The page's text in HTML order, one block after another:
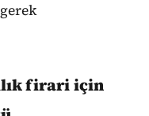
firari için